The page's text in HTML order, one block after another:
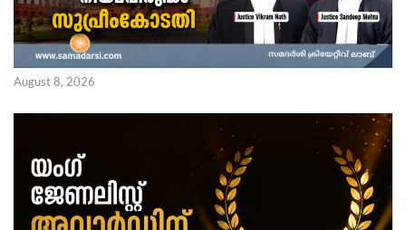
August 8, 2026